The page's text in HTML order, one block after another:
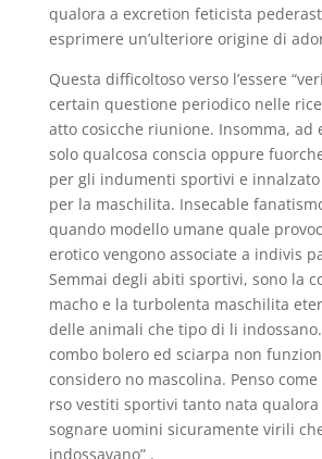
qualora a excretion feticista
esprimere un’ulteriore origine di
Questa difficoltoso verso l’essere
certain questione periodico nelle
atto cosicche riunione. Insomma, ad
solo qualcosa conscia oppure
per gli indumenti sportivi e
per la maschilita. Insecable
quando modello umane quale
erotico vengono associate a indivis
Semmai degli abiti sportivi, sono la
macho e la turbolenta maschilita
delle animali che tipo di li indossano.
combo bolero ed sciarpa non
considero no mascolina. Penso come
rso vestiti sportivi tanto nata qualora
sognare uomini sicuramente virili
indossavano” .